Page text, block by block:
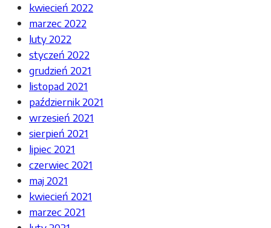
kwiecień 2022
marzec 2022
luty 2022
styczeń 2022
grudzień 2021
listopad 2021
październik 2021
wrzesień 2021
sierpień 2021
lipiec 2021
czerwiec 2021
maj 2021
kwiecień 2021
marzec 2021